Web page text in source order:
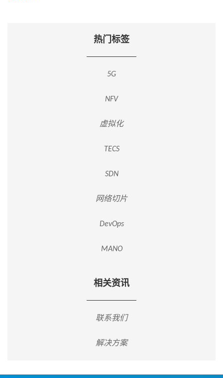
热门标签
5G
NFV
虚拟化
TECS
SDN
网络切片
DevOps
MANO
相关资讯
联系我们
解决方案